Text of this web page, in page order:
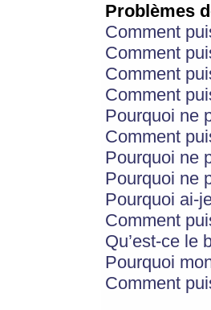
Problèmes
Comment
Comment
Comment
Comment
Pourquoi ne
Comment
Pourquoi ne
Pourquoi ne
Pourquoi ai-
Comment
Qu’est-ce le
Pourquoi
Comment